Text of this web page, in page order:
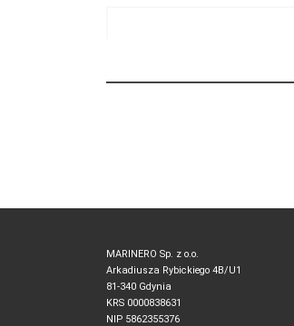
MARINERO Sp. z o.o.
Arkadiusza Rybickiego 4B/U1
81-340 Gdynia
KRS 0000838631
NIP 5862355376